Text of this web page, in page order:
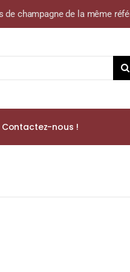
de la même
Contactez-nous !